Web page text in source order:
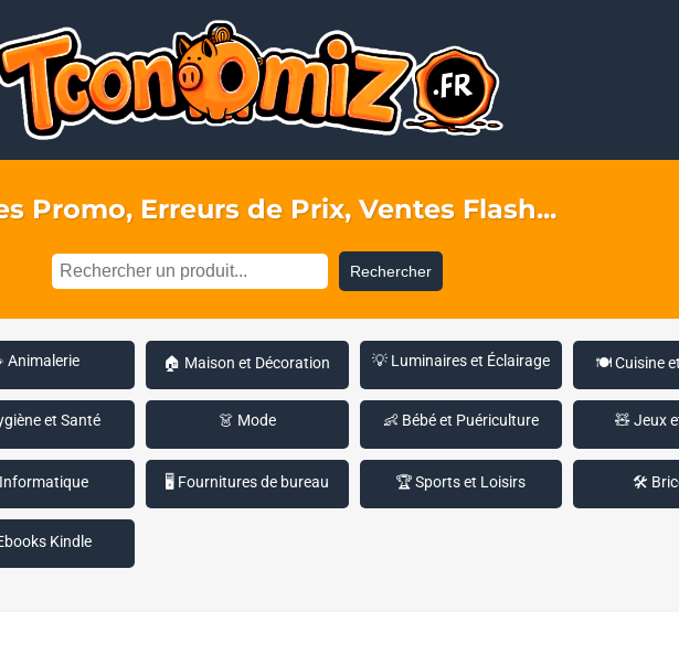
Promo, Erreurs de Prix, Ventes Flash...
Rechercher
Animalerie 🏠 Maison et Décoration 💡 Luminaires et Éclairage 🍽️ Cuisine
et Santé 👗 Mode 👶 Bébé et Puériculture 🧸 Jeux
🖥️ Fournitures de bureau 🏆 Sports et Loisirs 🛠️
Kindle